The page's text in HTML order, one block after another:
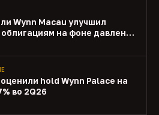
Wynn Macau улучшил
облигациям на фоне давления
hold Wynn Palace на
во 2Q26